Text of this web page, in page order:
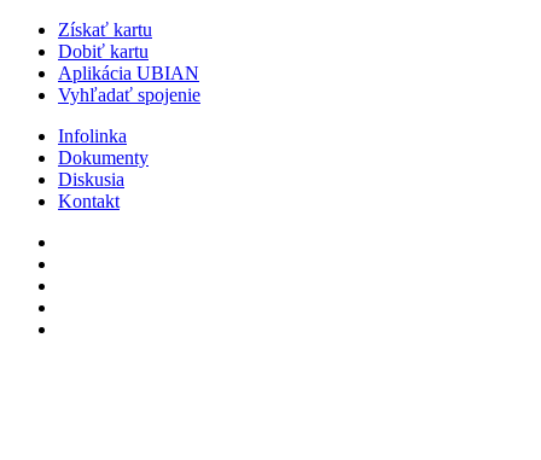
Získať kartu
Dobiť kartu
Aplikácia UBIAN
Vyhľadať spojenie
Infolinka
Dokumenty
Diskusia
Kontakt